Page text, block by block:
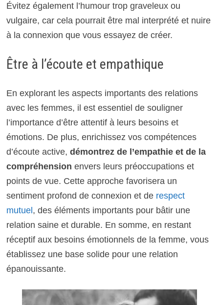
Évitez également l’humour trop graveleux ou
vulgaire, car cela pourrait être mal interprété et nuire
à la connexion que vous essayez de créer.
Être à l’écoute et empathique
En explorant les aspects importants des relations
avec les femmes, il est essentiel de souligner
l’importance d’être attentif à leurs besoins et
émotions. De plus, enrichissez vos compétences
d’écoute active, démontrez de l’empathie et de la
compréhension envers leurs préoccupations et
points de vue. Cette approche favorisera un
sentiment profond de connexion et de respect
mutuel , des éléments importants pour bâtir une
relation saine et durable. En somme, en restant
réceptif aux besoins émotionnels de la femme, vous
établissez une base solide pour une relation
épanouissante.